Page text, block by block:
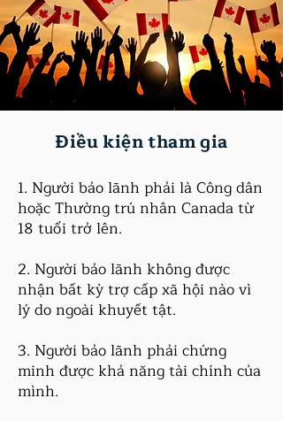
Điều kiện tham gia
1. Người bảo lãnh phải là Công dân
hoặc Thường trú nhân Canada từ
18 tuổi trở lên.
2. Người bảo lãnh không được
nhận bất kỳ trợ cấp xã hội nào vì
lý do ngoài khuyết tật.
3. Người bảo lãnh phải chứng
minh được khả năng tài chính của
mình.